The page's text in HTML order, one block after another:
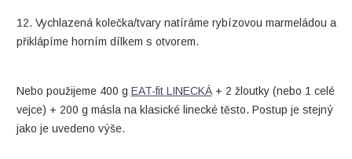
12. Vychlazená kolečka/tvary natíráme rybízovou marmeládou a
přiklápíme horním dílkem s otvorem.
Nebo použijeme 400 g EAT-fit LINECKÁ+ 2 žloutky (nebo 1 celé
vejce) + 200 g másla na klasické linecké těsto. Postup je stejný
jako je uvedeno výše.